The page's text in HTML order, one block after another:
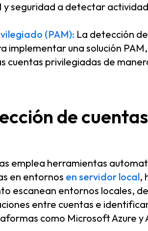
y seguridad a detectar
(PAM): La detección
implementar una solución
cuentas privilegiadas de
de cuentas
emplea herramientas
en entornos en servidor local,
escanean entornos locales,
entre cuentas e
como Microsoft Azure y